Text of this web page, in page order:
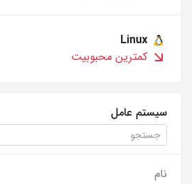
Linux
کمترین محبوبیت
سیستم عامل
نام